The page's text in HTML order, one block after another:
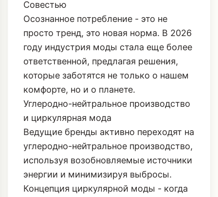
Совестью
Осознанное потребление - это не
просто тренд, это новая норма. В 2026
году индустрия моды стала еще более
ответственной, предлагая решения,
которые заботятся не только о нашем
комфорте, но и о планете.
Углеродно-нейтральное производство
и циркулярная мода
Ведущие бренды активно переходят на
углеродно-нейтральное производство,
используя возобновляемые источники
энергии и минимизируя выбросы.
Концепция циркулярной моды - когда